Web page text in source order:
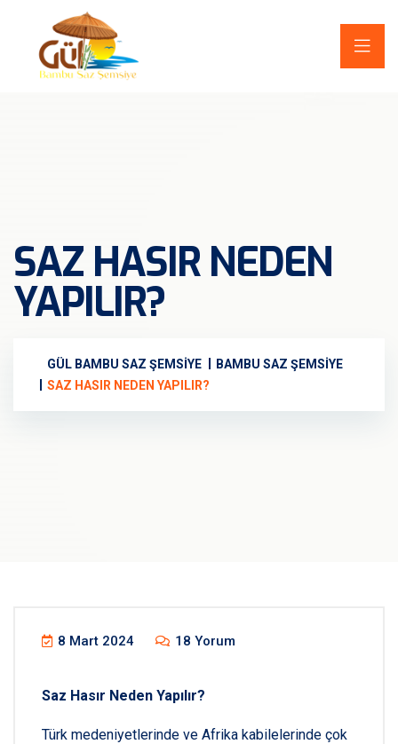
SAZ HASIR NEDEN
YAPILIR?
GÜL BAMBU SAZ ŞEMSIYE
BAMBU SAZ ŞEMSIYE
SAZ HASIR NEDEN YAPILIR?
8 Mart 2024 18 Yorum
Saz Hasır Neden Yapılır?
Türk medeniyetlerinde ve Afrika kabilelerinde çok